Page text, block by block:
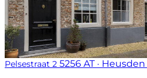
Pelsestraat 2 5256 AT · Heusden